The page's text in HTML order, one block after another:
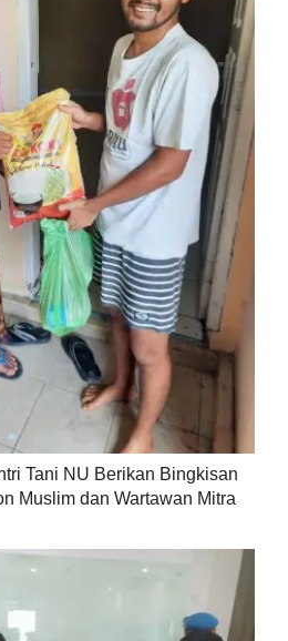
Tani NU Berikan Bingkisan
Muslim dan Wartawan Mitra